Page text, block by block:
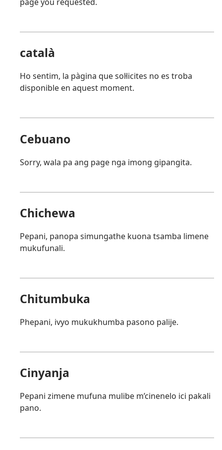
català
Ho sentim, la pàgina que sol·licites no es troba
disponible en aquest moment.
Cebuano
Sorry, wala pa ang page nga imong gipangita.
Chichewa
Pepani, panopa simungathe kuona tsamba limene
mukufunali.
Chitumbuka
Phepani, ivyo mukukhumba pasono palije.
Cinyanja
Pepani zimene mufuna mulibe m’cinenelo ici pakali
pano.